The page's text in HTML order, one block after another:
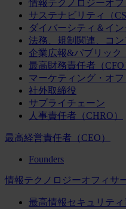
情報テクノロジーオフ
サステナビリティ（
ダイバーシティ＆イ
法務、規制関連、コン
企業広報&パブリック
最高財務責任者（CFO
マーケティング・オ
社外取締役
サプライチェーン
人事責任者（CHRO）
最高経営責任者（CEO）
Founders
情報テクノロジーオフィサ
最高情報セキュリティ